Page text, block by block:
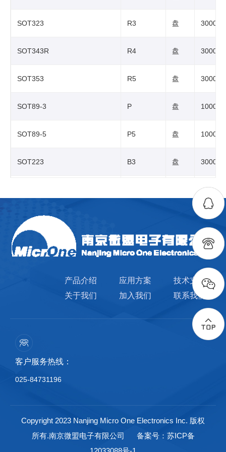
SOT323 R3 盘 3000
SOT343R R4 盘 3000
SOT353 R5 盘 3000
SOT89-3 P 盘 1000
SOT89-5 P5 盘 1000
SOT223 B3 盘 3000
3000
SOP7 3000
SOP8 S 盘 3000
3000
SOP14（数模混合） S14 管 50
3000
SOP16（数模混合）
SOP16
SOP24 S24 管
产品介绍 应用方案
技术支持
关于我们
加入我们 联系我们
客户服务热线：
025-84731196
Copyright 2023 Nanjing Micro One Electronics Inc. 版权
所有.南京微盟电子有限公司 备案号：苏ICP备